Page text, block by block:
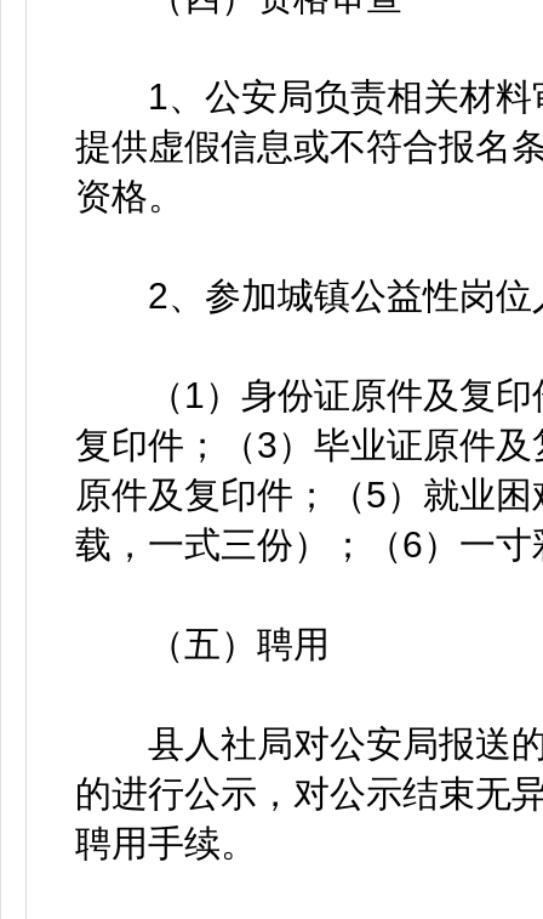
1、公安局负责相关材料
提供虚假信息或不符合报名
资格。
2、参加城镇公益性岗位
（1）身份证原件及复印
复印件；（3）毕业证原件
原件及复印件；（5）就业
载，一式三份）；（6）一
（五）聘用
县人社局对公安局报送的
的进行公示，对公示结束无
聘用手续。